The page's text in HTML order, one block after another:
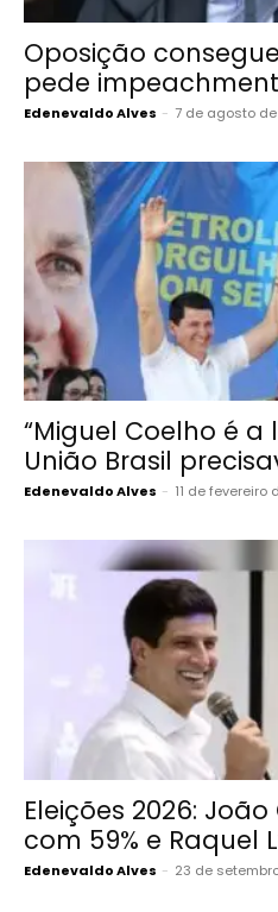
Oposição
pede
Edenevaldo Alves - 7 de agosto de
“Miguel Coelho é
União Brasil
Edenevaldo Alves - 11 de fevereiro
Eleições 2026:
com 59% e Raquel
Edenevaldo Alves - 23 de